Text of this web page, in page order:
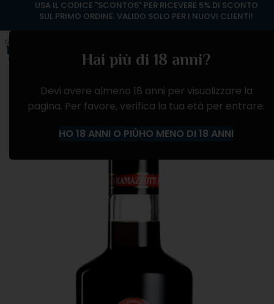
Hai più di 18 anni?
Devi avere almeno 18 anni per visualizzare la
pagina. Per favore, verifica la tua età per entrare.
HO 18 ANNI O PIÙHO MENO DI 18 ANNI
USA IL CODICE "SCONTO5" PER RICEVERE 5% DI SCONTO
SUL PRIMO ORDINE. VALIDO SOLO PER I NUOVI CLIENTI!